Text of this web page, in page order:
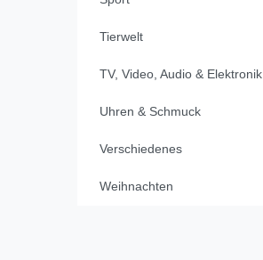
Tierwelt
TV, Video, Audio & Elektronik
Uhren & Schmuck
Verschiedenes
Weihnachten